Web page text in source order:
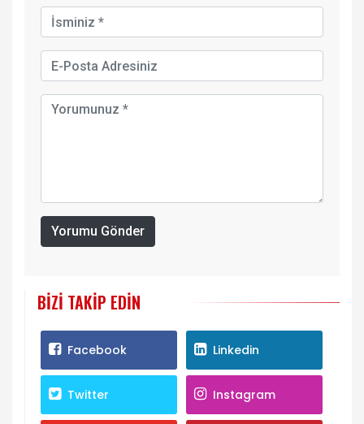
Yorumu Gönder
BIZI TAKIP EDIN
Facebook Linkedin
Twitter Instagram